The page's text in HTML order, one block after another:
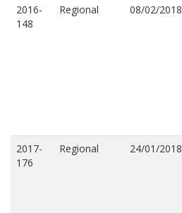
2016-
148
Regional 08/02/2018
2017-
176
Regional 24/01/2018